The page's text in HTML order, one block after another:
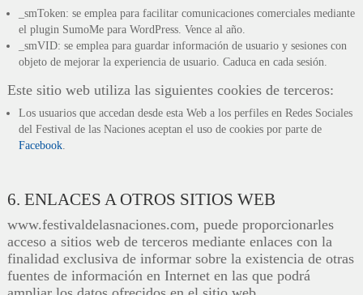
_smToken: se emplea para facilitar comunicaciones comerciales mediante
el plugin SumoMe para WordPress. Vence al año.
_smVID: se emplea para guardar información de usuario y sesiones con
objeto de mejorar la experiencia de usuario. Caduca en cada sesión.
Este sitio web utiliza las siguientes cookies de terceros:
Los usuarios que accedan desde esta Web a los perfiles en Redes Sociales
del Festival de las Naciones aceptan el uso de cookies por parte de
Facebook.
6. ENLACES A OTROS SITIOS WEB
www.festivaldelasnaciones.com, puede proporcionarles
acceso a sitios web de terceros mediante enlaces con la
finalidad exclusiva de informar sobre la existencia de otras
fuentes de información en Internet en las que podrá